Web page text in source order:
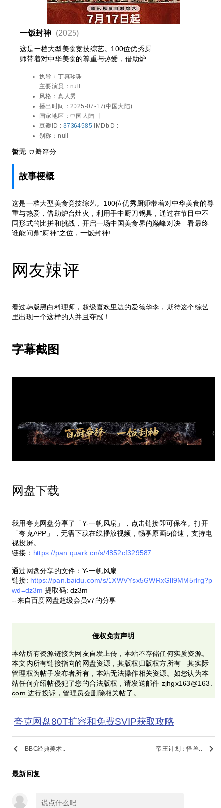
一饭封神 (2025)
这是一档大型美食竞技综艺。100位优秀厨
师带着对中华美食的尊重与热爱，借助炉台
同形式的比拼和挑战，开启一场中国美食界
的巅峰对决，看最终谁能问鼎“厨神”之位，
一饭封神!
执导：丁真珍珠
主要演员： null
风格：真人秀
播出时间： 2025-07-17(中国大陆)
国家地区： 中国大陆 丨
豆瓣ID : 37364585 IMDbID :
别称：null
暂无豆瓣评分
故事梗概
这是一档大型美食竞技综艺。100位优秀厨师带着对中华美食的尊
重与热爱，借助炉台灶火，利用手中厨刀锅具，通过在节目中不
同形式的比拼和挑战，开启一场中国美食界的巅峰对决，看最终
谁能问鼎“厨神”之位，一饭封神!
网友辣评
看过韩版黑白料理师，超级喜欢里边的爱德华李，期待这个综艺
里出现一个这样的人并且夺冠！
字幕截图
网盘下载
我用夸克网盘分享了「Y-一帆风扇」，点击链接即可保存。打开
「夸克APP」，无需下载在线播放视频，畅享原画5倍速，支持电
视投屏。
链接： https://pan.quark.cn/s/4852cf329587
通过网盘分享的文件：Y-一帆风扇
链接: https://pan.baidu.com/s/1XWVYsx5GWRxGll9MM5rlrg?p
wd=dz3m 提取码: dz3m
--来自百度网盘超级会员v7的分享
侵权免责声明
本站所有资源链接为网友自发上传，本站不存储任何实质资源。
本文内所有链接指向的网盘资源，其版权归版权方所有，其实际
管理权为帖子发布者所有，本站无法操作相关资源。如您认为本
站任何介绍帖侵犯了您的合法版权，请发送邮件 zjhgx163@163.
com 进行投诉，管理员会删除相关帖子。
夸克网盘80T扩容和免费SVIP获取攻略
keyboard_arrow_left BBC经典美术.. 帝王计划：怪兽.. keyboard_arrow_right
最新回复